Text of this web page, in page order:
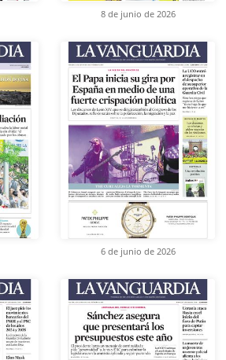
8 de junio de 2026
6 de junio de 2026